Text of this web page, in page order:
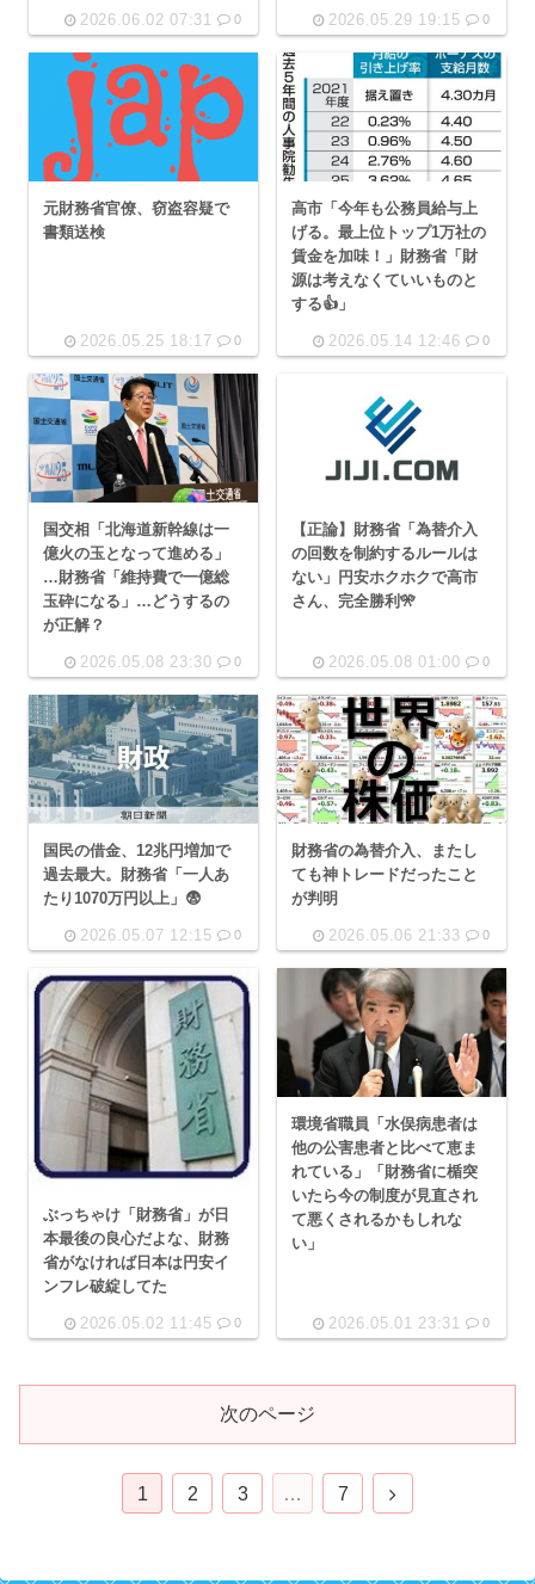
2026.06.02 07:31 0 2026.05.29 19:15 0
元財務省官僚、窃盗容疑で
書類送検
2026.05.25 18:17 0
高市「今年も公務員給与上
げる。最上位トップ1万社の
賃金を加味！」財務省「財
源は考えなくていいものと
する👍」
2026.05.14 12:46 0
国交相「北海道新幹線は一
億火の玉となって進める」
…財務省「維持費で一億総
玉砕になる」…どうするの
が正解？
2026.05.08 23:30 0
【正論】財務省「為替介入
の回数を制約するルールは
ない」円安ホクホクで高市
さん、完全勝利🎌
2026.05.08 01:00 0
国民の借金、12兆円増加で
過去最大。財務省「一人あ
たり1070万円以上」😨
2026.05.07 12:15 0
財務省の為替介入、またし
ても神トレードだったこと
が判明
2026.05.06 21:33 0
ぶっちゃけ「財務省」が日
本最後の良心だよな、財務
省がなければ日本は円安イ
ンフレ破綻してた
2026.05.02 11:45 0
環境省職員「水俣病患者は
他の公害患者と比べて恵ま
れている」「財務省に楯突
いたら今の制度が見直され
て悪くされるかもしれな
い」
2026.05.01 23:31 0
次のページ
1 2 3 … 7
次